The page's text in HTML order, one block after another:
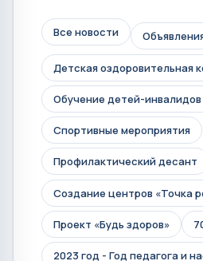
Все новости
Детская оздоровительная
Обучение детей-
Спортивные мероприятия
Профилактический десант
Создание центров «Точка
Проект «Будь здоров»
2023 год - Год педагога и